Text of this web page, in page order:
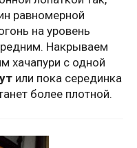
равномерной
на уровень
Накрываем
хачапури с одной
или пока серединка
более плотной.